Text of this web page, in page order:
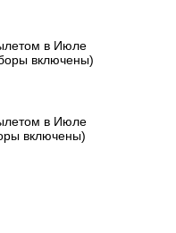
в Июле
включены)
в Июле
включены)